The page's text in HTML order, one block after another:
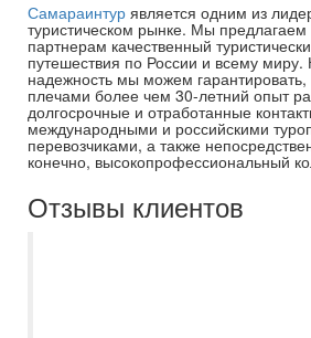
Самараинтур является одним из
туристическом рынке. Мы
партнерам качественный
путешествия по России и всему миру.
надежность мы можем
плечами более чем 30-летний опыт
долгосрочные и отработанные
международными и российскими
перевозчиками, а также
конечно, высокопрофессиональный
Отзывы клиентов